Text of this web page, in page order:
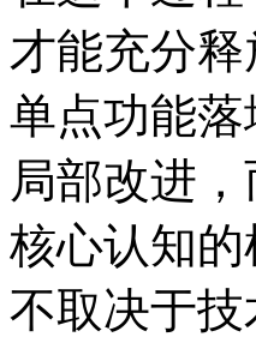
才能充分释
单点功能落
局部改进
核心认知的
不取决于技